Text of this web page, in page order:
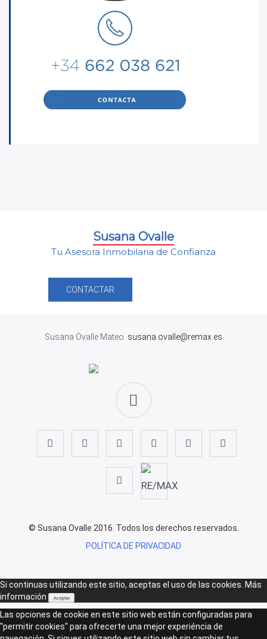
Susana Ovalle
Tu Asesora Inmobilaria de Confianza
CONTACTAR
Susana Ovalle Mateo. susana.ovalle@remax.es
© Susana Ovalle 2016. Todos los derechos reservados.
POLÍTICA DE PRIVACIDAD
Si continuas utilizando este sitio, aceptas el uso de las cookies. Más
información
Aceptar
Las opciones de cookie en este sitio web están configuradas para
"permitir cookies" para ofrecerte una mejor experiéncia de